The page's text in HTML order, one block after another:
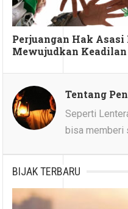
Perjuangan Hak
Mewujudkan Keadilan
Tentang
Seperti
bisa memberi
BIJAK TERBARU